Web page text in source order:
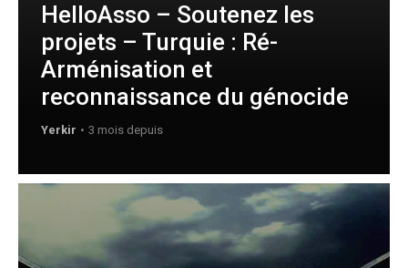
HelloAsso – Soutenez les
projets – Turquie : Ré-
Arménisation et
reconnaissance du génocide
Yerkir 3 mois depuis